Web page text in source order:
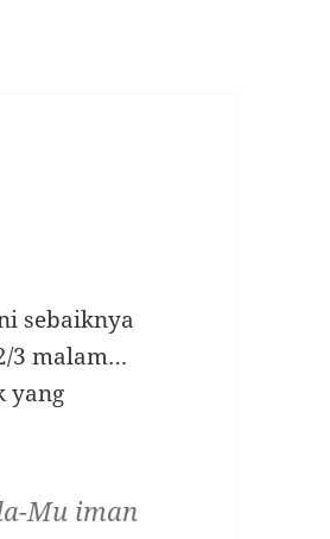
sebaiknya
3 malam…
yang
Mu iman